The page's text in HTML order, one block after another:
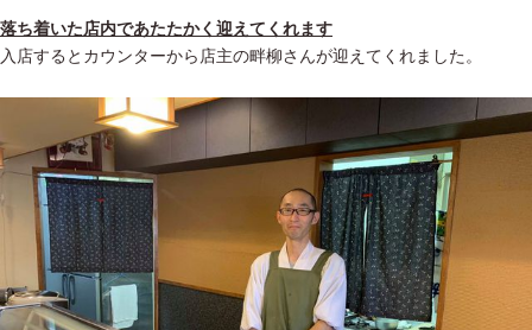
落ち着いた店内であたたかく迎えてくれます
入店するとカウンターから店主の畔柳さんが迎えてくれました。